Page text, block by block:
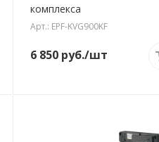
комплекса
Арт.: EPF-KVG900KF
6 850 руб./шт